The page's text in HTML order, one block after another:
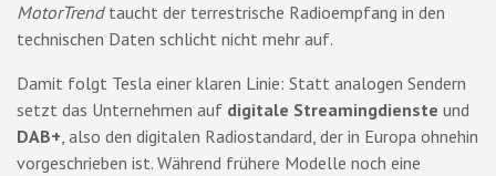
MotorTrendtaucht der terrestrische Radioempfang in den
technischen Daten schlicht nicht mehr auf.
Damit folgt Tesla einer klaren Linie: Statt analogen Sendern
setzt das Unternehmen auf digitale Streamingdienste und
DAB+, also den digitalen Radiostandard, der in Europa ohnehin
vorgeschrieben ist. Während frühere Modelle noch eine